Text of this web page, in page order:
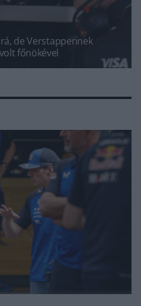
de Verstappennek
főnökével